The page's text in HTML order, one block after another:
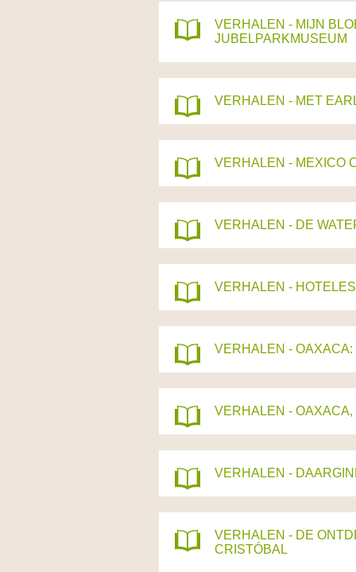
VERHALEN - MIJN
JUBELPARKMUSEUM
VERHALEN - MET
VERHALEN - MEXICO
VERHALEN - DE
VERHALEN -
VERHALEN -
VERHALEN -
VERHALEN -
VERHALEN - DE
CRISTÓBAL